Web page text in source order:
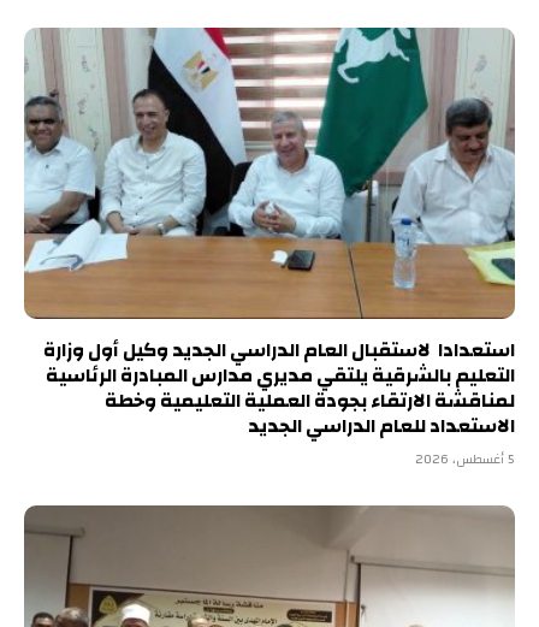
استعدادا لاستقبال العام الدراسي الجديد وكيل أول وزارة
التعليم بالشرقية يلتقي مديري مدارس المبادرة الرئاسية
لمناقشة الارتقاء بجودة العملية التعليمية وخطة
الاستعداد للعام الدراسي الجديد
5 أغسطس، 2026